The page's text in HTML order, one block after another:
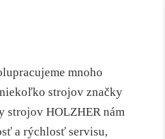
mnoho
strojov značky
strojov HOLZHER nám
a rýchlosť servisu,